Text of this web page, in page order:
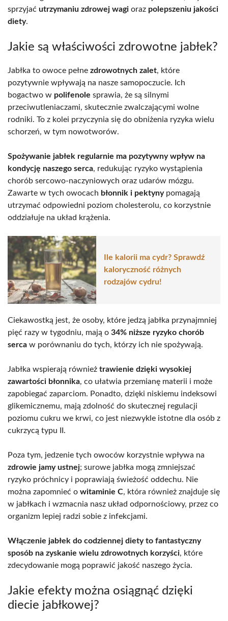
sprzyjać utrzymaniu zdrowej wagi oraz polepszeniu jakości
diety.
Jakie są właściwości zdrowotne jabłek?
Jabłka to owoce pełne zdrowotnych zalet, które
pozytywnie wpływają na nasze samopoczucie. Ich
bogactwo w polifenole sprawia, że są silnymi
przeciwutleniaczami, skutecznie zwalczającymi wolne
rodniki. To z kolei przyczynia się do obniżenia ryzyka wielu
schorzeń, w tym nowotworów.
Spożywanie jabłek regularnie ma pozytywny wpływ na
kondycję naszego serca, redukując ryzyko wystąpienia
chorób sercowo-naczyniowych oraz udarów mózgu.
Zawarte w tych owocach błonnik i pektynypomagają
utrzymać odpowiedni poziom cholesterolu, co korzystnie
oddziałuje na układ krążenia.
Ile kalorii ma cydr? Sprawdź
kaloryczność różnych
rodzajów cydru!
Ciekawostką jest, że osoby, które jedzą jabłka przynajmniej
pięć razy w tygodniu, mają o 34% niższe ryzyko chorób
serca w porównaniu do tych, którzy ich nie spożywają.
Jabłka wspierają również trawienie dzięki wysokiej
zawartości błonnika, co ułatwia przemianę materii i może
zapobiegać zaparciom. Ponadto, dzięki niskiemu indeksowi
glikemicznemu, mają zdolność do skutecznej regulacji
poziomu cukru we krwi, co jest niezwykle istotne dla osób z
cukrzycą typu II.
Poza tym, jedzenie tych owoców korzystnie wpływa na
zdrowie jamy ustnej; surowe jabłka mogą zmniejszać
ryzyko próchnicy i poprawiają świeżość oddechu. Nie
można zapomnieć o witaminie C, która również znajduje się
w jabłkach i wzmacnia nasz układ odpornościowy, przez co
organizm lepiej radzi sobie z infekcjami.
Włączenie jabłek do codziennej diety to fantastyczny
sposób na zyskanie wielu zdrowotnych korzyści, które
zdecydowanie mogą poprawić jakość naszego życia.
Jakie efekty można osiągnąć dzięki
diecie jabłkowej?